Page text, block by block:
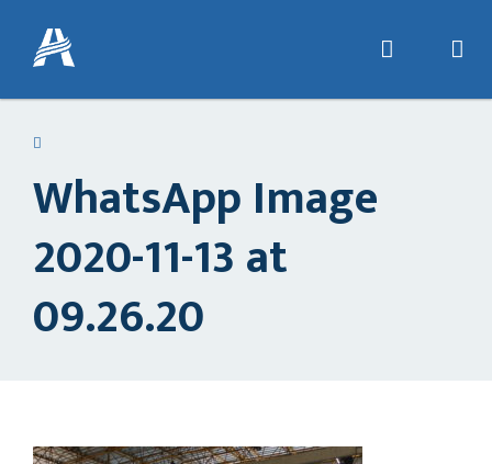
WhatsApp Image
2020-11-13 at
09.26.20